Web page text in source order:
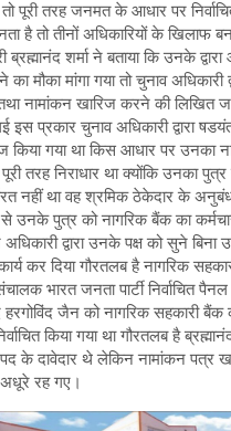
तो पूरी तरह जनमत के आधार पर
है तो तीनों अधिकारियों के खिलाफ
ब्रह्मानंद शर्मा ने बताया कि उनके
मौका मांगा गया तो चुनाव अधिकारी
नामांकन खारिज करने की लिखित
इस प्रकार चुनाव अधिकारी द्वारा
किया गया था किस आधार पर उनका
तरह निराधार था क्योंकि उनका
नहीं था वह श्रमिक ठेकेदार के
से उनके पुत्र को नागरिक बैंक का
अधिकारी द्वारा उनके पक्ष को सुने बिना
कर दिया गौरतलब है नागरिक
भारत जनता पार्टी निर्वाचित
जैन को नागरिक सहकारी बैंक
किया गया था गौरतलब है
के दावेदार थे लेकिन नामांकन पत्र
रह गए।